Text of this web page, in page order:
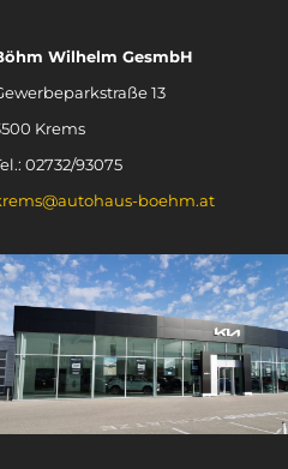
Wilhelm GesmbH
13
Krems
02732/93075
boehm.at